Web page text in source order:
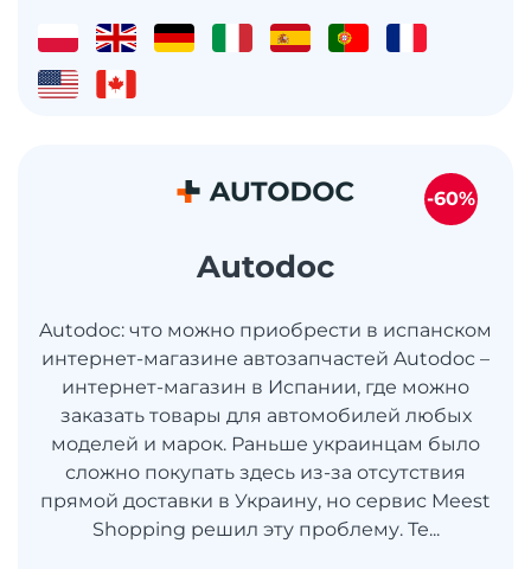
Autodoc
Autodoc: что можно приобрести в испанском
интернет-магазине автозапчастей Autodoc –
интернет-магазин в Испании, где можно
заказать товары для автомобилей любых
моделей и марок. Раньше украинцам было
сложно покупать здесь из-за отсутствия
прямой доставки в Украину, но сервис Meest
Shopping решил эту проблему. Те...
-60%